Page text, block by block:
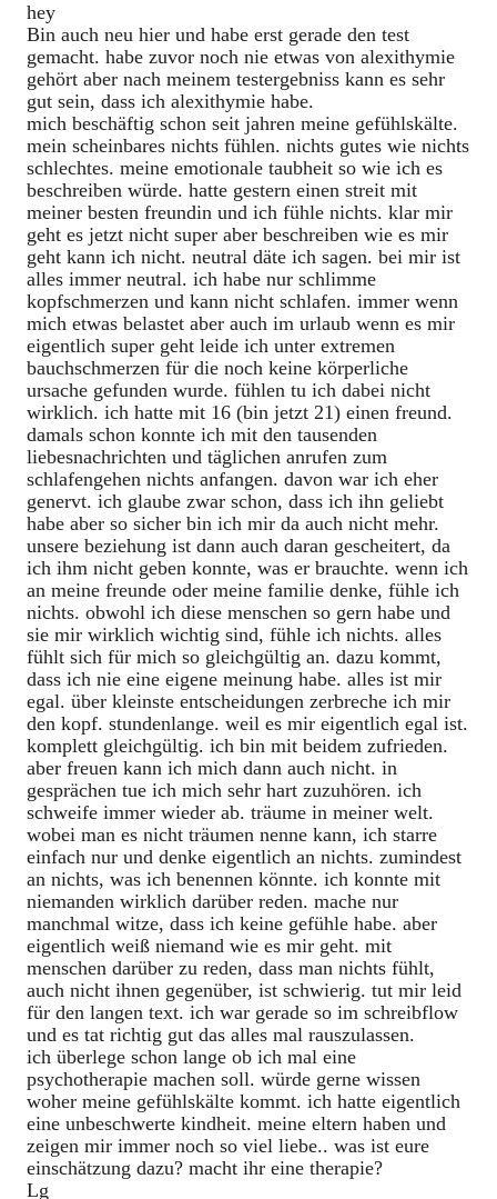
hey
Bin auch neu hier und habe erst gerade den test
gemacht. habe zuvor noch nie etwas von alexithymie
gehört aber nach meinem testergebniss kann es sehr
gut sein, dass ich alexithymie habe.
mich beschäftig schon seit jahren meine gefühlskälte.
mein scheinbares nichts fühlen. nichts gutes wie nichts
schlechtes. meine emotionale taubheit so wie ich es
beschreiben würde. hatte gestern einen streit mit
meiner besten freundin und ich fühle nichts. klar mir
geht es jetzt nicht super aber beschreiben wie es mir
geht kann ich nicht. neutral däte ich sagen. bei mir ist
alles immer neutral. ich habe nur schlimme
kopfschmerzen und kann nicht schlafen. immer wenn
mich etwas belastet aber auch im urlaub wenn es mir
eigentlich super geht leide ich unter extremen
bauchschmerzen für die noch keine körperliche
ursache gefunden wurde. fühlen tu ich dabei nicht
wirklich. ich hatte mit 16 (bin jetzt 21) einen freund.
damals schon konnte ich mit den tausenden
liebesnachrichten und täglichen anrufen zum
schlafengehen nichts anfangen. davon war ich eher
genervt. ich glaube zwar schon, dass ich ihn geliebt
habe aber so sicher bin ich mir da auch nicht mehr.
unsere beziehung ist dann auch daran gescheitert, da
ich ihm nicht geben konnte, was er brauchte. wenn ich
an meine freunde oder meine familie denke, fühle ich
nichts. obwohl ich diese menschen so gern habe und
sie mir wirklich wichtig sind, fühle ich nichts. alles
fühlt sich für mich so gleichgültig an. dazu kommt,
dass ich nie eine eigene meinung habe. alles ist mir
egal. über kleinste entscheidungen zerbreche ich mir
den kopf. stundenlange. weil es mir eigentlich egal ist.
komplett gleichgültig. ich bin mit beidem zufrieden.
aber freuen kann ich mich dann auch nicht. in
gesprächen tue ich mich sehr hart zuzuhören. ich
schweife immer wieder ab. träume in meiner welt.
wobei man es nicht träumen nenne kann, ich starre
einfach nur und denke eigentlich an nichts. zumindest
an nichts, was ich benennen könnte. ich konnte mit
niemanden wirklich darüber reden. mache nur
manchmal witze, dass ich keine gefühle habe. aber
eigentlich weiß niemand wie es mir geht. mit
menschen darüber zu reden, dass man nichts fühlt,
auch nicht ihnen gegenüber, ist schwierig. tut mir leid
für den langen text. ich war gerade so im schreibflow
und es tat richtig gut das alles mal rauszulassen.
ich überlege schon lange ob ich mal eine
psychotherapie machen soll. würde gerne wissen
woher meine gefühlskälte kommt. ich hatte eigentlich
eine unbeschwerte kindheit. meine eltern haben und
zeigen mir immer noch so viel liebe.. was ist eure
einschätzung dazu? macht ihr eine therapie?
Lg